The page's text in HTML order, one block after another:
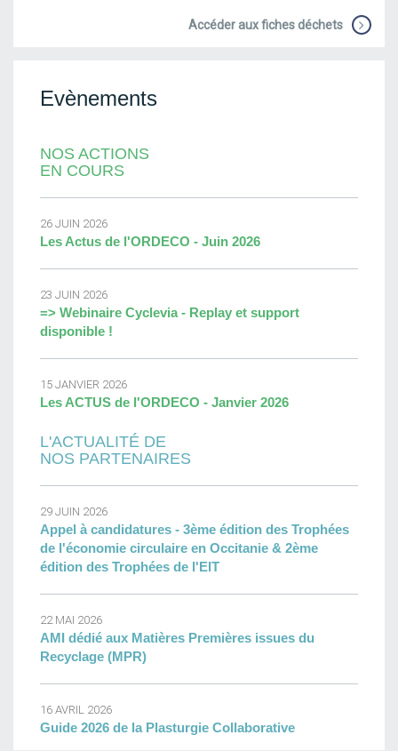
Accéder aux fiches déchets
Evènements
NOS ACTIONS
EN COURS
26 JUIN 2026
Les Actus de l'ORDECO - Juin 2026
23 JUIN 2026
=> Webinaire Cyclevia - Replay et support
disponible !
15 JANVIER 2026
Les ACTUS de l'ORDECO - Janvier 2026
L'ACTUALITÉ DE
NOS PARTENAIRES
29 JUIN 2026
Appel à candidatures - 3ème édition des Trophées
de l'économie circulaire en Occitanie & 2ème
édition des Trophées de l'EIT
22 MAI 2026
AMI dédié aux Matières Premières issues du
Recyclage (MPR)
16 AVRIL 2026
Guide 2026 de la Plasturgie Collaborative